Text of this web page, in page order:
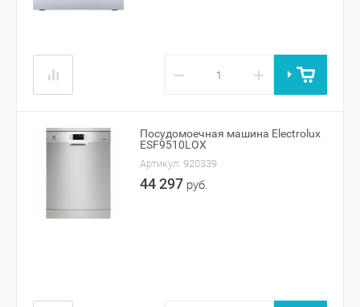
− +
Посудомоечная машина Electrolux
ESF9510LOX
Артикул: 920339
44 297 руб.